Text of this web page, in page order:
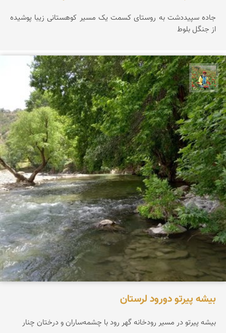
جاده سپیددشت به روستای کسمت یک مسیر کوهستانی زیبا پوشیده
از جنگل بلوط
اسفندیار خدایی
بیشه پیرتو دورود لرستان
بیشه پیرتو در مسیر رودخانه گهر رود با چشمه‌ساران و درختان چنار